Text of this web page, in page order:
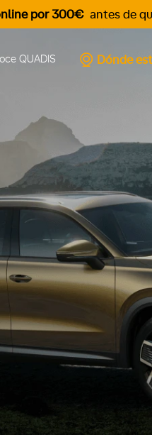
por 300€ antes de
QUADIS Dónde